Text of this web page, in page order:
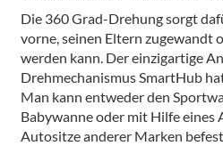
Die 360 Grad-Drehung sorgt
vorne, seinen Eltern zugewandt
werden kann. Der einzigartige
Drehmechanismus SmartHub
Man kann entweder den
Babywanne oder mit Hilfe eines
Autositze anderer Marken